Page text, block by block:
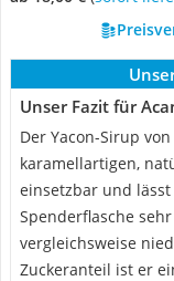
Unser Fazit für
Der Yacon-Sirup
karamellartigen,
einsetzbar und
Spenderflasche
vergleichsweise
Zuckeranteil ist er